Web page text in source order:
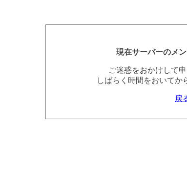
現在サーバーのメン
ご迷惑をおかけして
しばらく時間をおいてか
戻